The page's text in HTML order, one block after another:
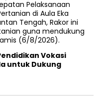
Vokasi
untuk Dukung